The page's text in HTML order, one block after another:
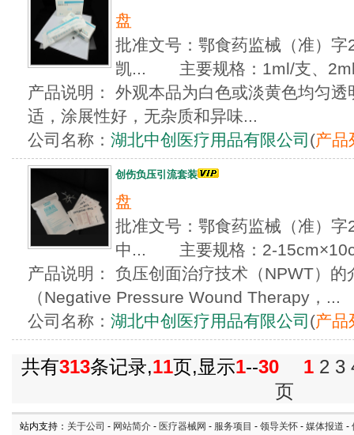
盘
批准文号：鄂食药监械（准）
凯... 主要规格：1ml/支、
产品说明： 外观本品为白色或淡黄色均匀
适，涂展性好，无杂质和异味...
公司名称： 湖北中创医疗用品有限公司 (产品
创伤负压引流套装
盘
批准文号：鄂食药监械（准）
中... 主要规格：2-
产品说明： 负压创面治疗技术（NPWT）的
（Negative Pressure Wound Therapy，...
公司名称： 湖北中创医疗用品有限公司 (产品
共有313条记录,11页,显示1--30 1 2 3
页
站内支持： 关于公司 - 网站简介 - 医疗器械网 - 服务项目 - 领导关怀 - 媒体报道 -